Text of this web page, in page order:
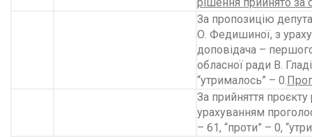
За пропозицію
О. Федишиної, з
доповідача –
обласної ради В.
“утрималось” – 0.
За прийняття
урахуванням
– 61, “проти” – 0,